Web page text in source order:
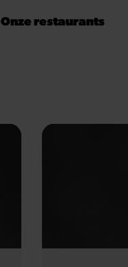
Onze restaurants